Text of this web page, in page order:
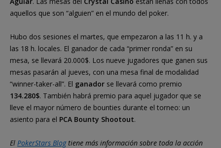
aquellos que son “alguien” en el mundo del poker.
Hubo dos sesiones el martes, que empezaron a las 11 h. y a
las 18 h. locales. El ganador de cada “primer ronda” en su
mesa, se llevará 20.000$. Los nueve jugadores que ganen sus
mesas pasarán al jueves, con una mesa final de modalidad
“winner-taker-all”. El ganador se llevará como premio
134.280$. También habrá premio para aquel jugador que se
lleve el mayor número de bounties durante el torneo: un
asiento para el PCA Bounty Shootout.
El PokerStars Blogtiene más información sobre toda la acción